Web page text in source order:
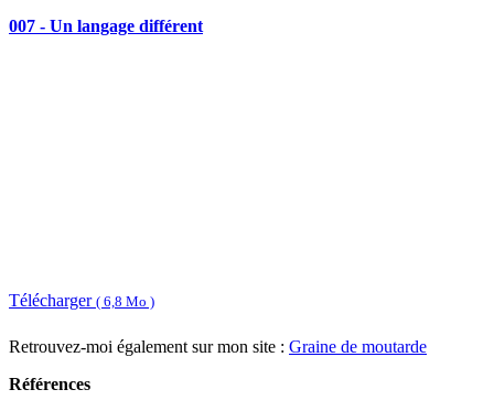
007 - Un langage différent
Télécharger ( 6,8 Mo )
Retrouvez-moi également sur mon site : Graine de moutarde
Références